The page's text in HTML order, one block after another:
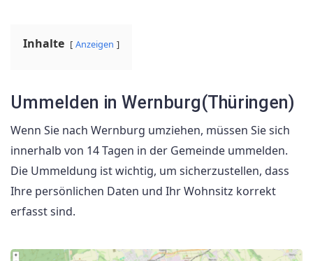
Inhalte Anzeigen
Ummelden in Wernburg(Thüringen)
Wenn Sie nach Wernburg umziehen, müssen Sie sich
innerhalb von 14 Tagen in der Gemeinde ummelden.
Die Ummeldung ist wichtig, um sicherzustellen, dass
Ihre persönlichen Daten und Ihr Wohnsitz korrekt
erfasst sind.